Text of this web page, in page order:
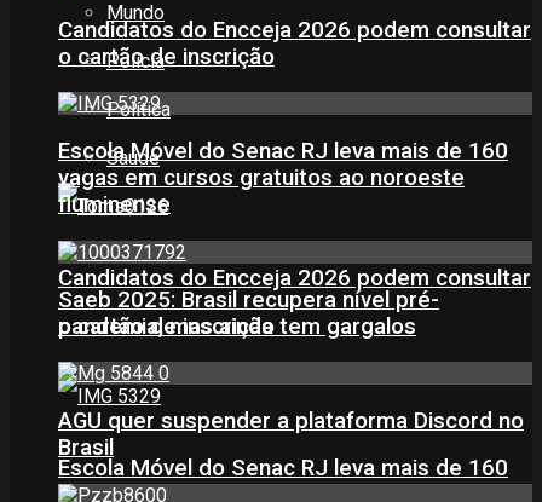
Mundo
Polícia
Política
Saúde
Candidatos do Encceja 2026 podem consultar
o cartão de inscrição
Escola Móvel do Senac RJ leva mais de 160
Candidatos do Encceja 2026 podem consultar
o cartão de inscrição
Escola Móvel do Senac RJ leva mais de 160
vagas em cursos gratuitos ao noroeste
fluminense
Saeb 2025: Brasil recupera nível pré-
pandemia, mas ainda tem gargalos
AGU quer suspender a plataforma Discord no
Brasil